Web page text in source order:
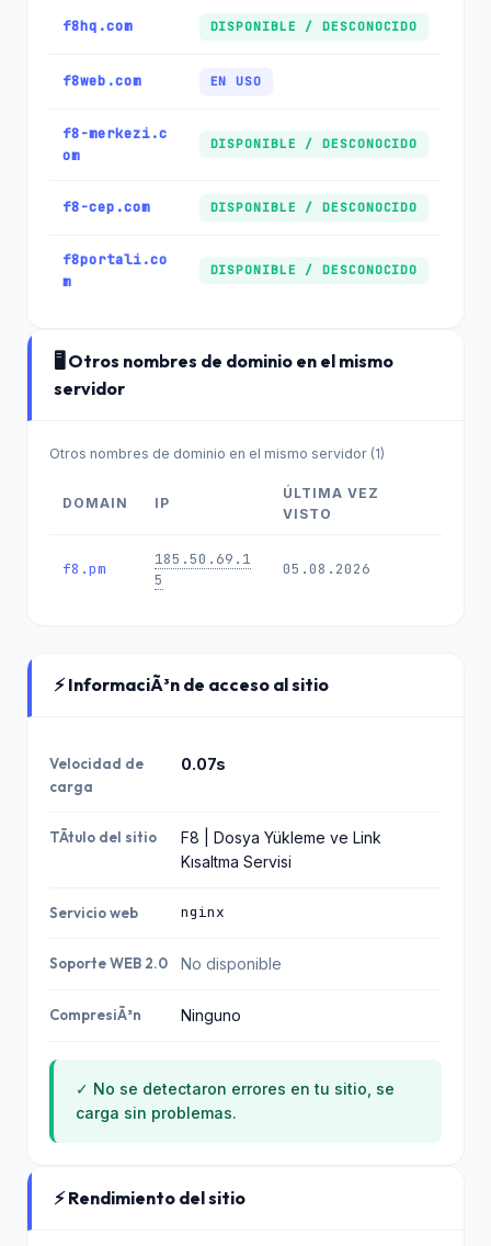
f8hq.com DISPONIBLE / DESCONOCIDO
f8web.com EN USO
f8-merkezi.c
om
DISPONIBLE / DESCONOCIDO
f8-cep.com DISPONIBLE / DESCONOCIDO
f8portali.co
m
DISPONIBLE / DESCONOCIDO
🖥️ Otros nombres de dominio en el mismo
servidor
Otros nombres de dominio en el mismo servidor (1)
DOMAIN IP
ÚLTIMA VEZ
VISTO
f8.pm
185.50.69.1
5
05.08.2026
⚡ InformaciÃ³n de acceso al sitio
Velocidad de
carga
0.07s
TÃ­tulo del sitio
F8 | Dosya Yükleme ve Link
Kısaltma Servisi
Servicio web nginx
Soporte WEB 2.0 No disponible
CompresiÃ³n Ninguno
✓ No se detectaron errores en tu sitio, se
carga sin problemas.
⚡ Rendimiento del sitio